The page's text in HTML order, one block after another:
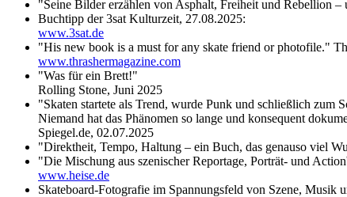
"Seine Bilder erzählen von Asphalt, Freiheit und Rebellion
Buchtipp der 3sat Kulturzeit, 27.08.2025:
www.3sat.de
"His new book is a must for any skate friend or photofile."
www.thrashermagazine.com
"Was für ein Brett!"
Rolling Stone, Juni 2025
"Skaten startete als Trend, wurde Punk und schließlich zum
Niemand hat das Phänomen so lange und konsequent
Spiegel.de, 02.07.2025
"Direktheit, Tempo, Haltung – ein Buch, das genauso viel
"Die Mischung aus szenischer Reportage, Porträt- und
www.heise.de
Skateboard-Fotografie im Spannungsfeld von Szene, Musik